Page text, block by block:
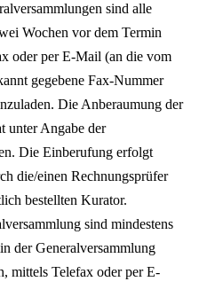
sind alle
Wochen vor dem Termin
oder per E-Mail (an die vom
gegebene Fax-Nummer
Die Anberaumung der
unter Angabe der
Die Einberufung erfolgt
die/einen Rechnungsprüfer
bestellten Kurator.
sind mindestens
der Generalversammlung
mittels Telefax oder per E-